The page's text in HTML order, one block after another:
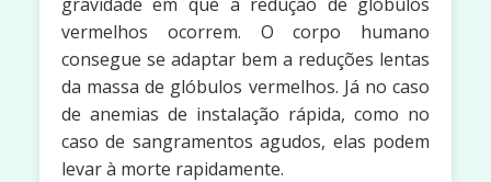
vermelhos ocorrem. O corpo humano
consegue se adaptar bem a reduções lentas
da massa de glóbulos vermelhos. Já no caso
de anemias de instalação rápida, como no
caso de sangramentos agudos, elas podem
levar à morte rapidamente.